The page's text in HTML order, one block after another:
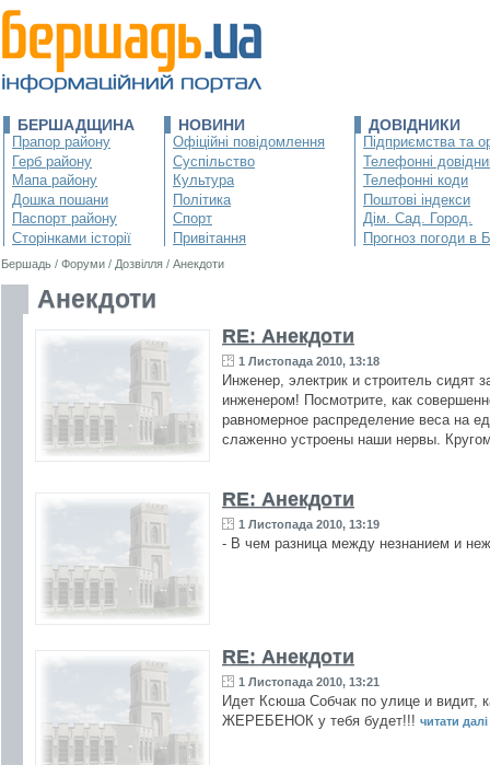
БЕРШАДЩИНА
Прапор району
Герб району
Мапа району
Дошка пошани
Паспорт району
Сторінками історії
НОВИНИ
Офіційні повідомлення
Суспільство
Культура
Політика
Спорт
Привітання
ДОВІДНИКИ
Підприємства та
Телефонні
Телефонні коди
Поштові індекси
Дім. Сад. Город.
Прогноз погоди в
Бершадь / Форуми / Дозвілля / Анекдоти
Анекдоти
RE: Анекдоти
1 Листопада 2010, 13:18
Инженер, электрик и строитель сидят
инженером! Посмотрите, как
равномерное распределение веса на
слаженно устроены наши нервы.
RE: Анекдоти
1 Листопада 2010, 13:19
- В чем разница между незнанием и
RE: Анекдоти
1 Листопада 2010, 13:21
Идет Ксюша Собчак по улице и видит,
ЖЕРЕБЕНОК у тебя будет!!! читати